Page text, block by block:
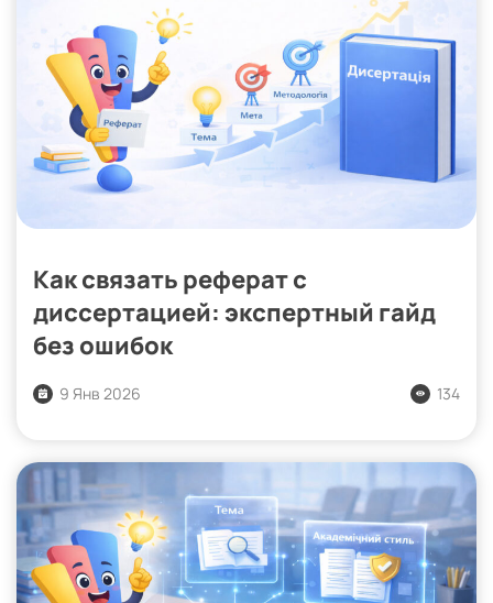
Как связать реферат с
диссертацией: экспертный гайд
без ошибок
9 Янв 2026 134